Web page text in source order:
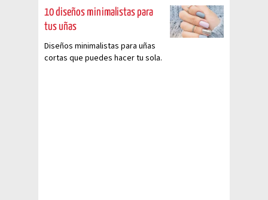
10 diseños minimalistas para
tus uñas
Diseños minimalistas para uñas
cortas que puedes hacer tu sola.